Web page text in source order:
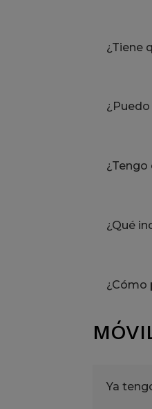
¿Tiene
¿Tengo
¿Qué
¿Cómo
Ya